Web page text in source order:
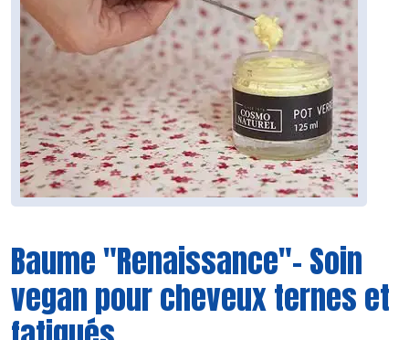
Baume "Renaissance"- Soin
vegan pour cheveux ternes et